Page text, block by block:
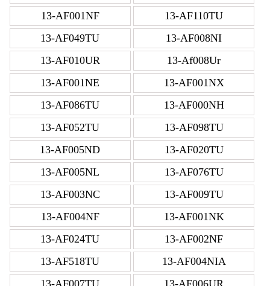
13-AF001NF
13-AF110TU
13-AF049TU
13-AF008NI
13-AF010UR
13-Af008Ur
13-AF001NE
13-AF001NX
13-AF086TU
13-AF000NH
13-AF052TU
13-AF098TU
13-AF005ND
13-AF020TU
13-AF005NL
13-AF076TU
13-AF003NC
13-AF009TU
13-AF004NF
13-AF001NK
13-AF024TU
13-AF002NF
13-AF518TU
13-AF004NIA
13-AF007TU
13-AF006UR